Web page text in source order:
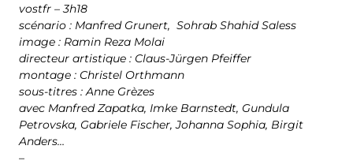
vostfr – 3h18
scénario : Manfred Grunert, Sohrab Shahid Saless
image : Ramin Reza Molai
directeur artistique : Claus-Jürgen Pfeiffer
montage : Christel Orthmann
sous-titres : Anne Grèzes
avec Manfred Zapatka, Imke Barnstedt, Gundula
Petrovska, Gabriele Fischer, Johanna Sophia, Birgit
Anders…
–